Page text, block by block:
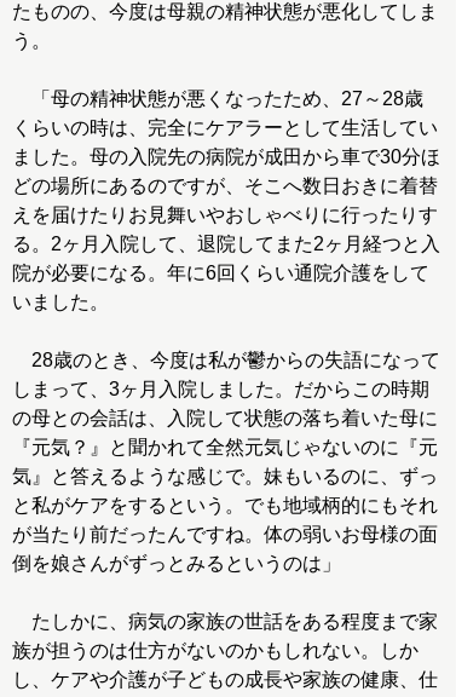
たものの、今度は母親の精神状態が悪化してしま
う。
「母の精神状態が悪くなったため、27～28歳
くらいの時は、完全にケアラーとして生活してい
ました。母の入院先の病院が成田から車で30分ほ
どの場所にあるのですが、そこへ数日おきに着替
えを届けたりお見舞いやおしゃべりに行ったりす
る。2ヶ月入院して、退院してまた2ヶ月経つと入
院が必要になる。年に6回くらい通院介護をして
いました。
28歳のとき、今度は私が鬱からの失語になって
しまって、3ヶ月入院しました。だからこの時期
の母との会話は、入院して状態の落ち着いた母に
『元気？』と聞かれて全然元気じゃないのに『元
気』と答えるような感じで。妹もいるのに、ずっ
と私がケアをするという。でも地域柄的にもそれ
が当たり前だったんですね。体の弱いお母様の面
倒を娘さんがずっとみるというのは」
たしかに、病気の家族の世話をある程度まで家
族が担うのは仕方がないのかもしれない。しか
し、ケアや介護が子どもの成長や家族の健康、仕